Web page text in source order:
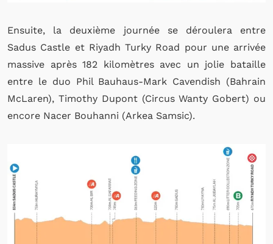
Ensuite, la deuxième journée se déroulera entre
Sadus Castle et Riyadh Turky Road pour une arrivée
massive après 182 kilomètres avec un jolie bataille
entre le duo Phil Bauhaus-Mark Cavendish (Bahrain
McLaren), Timothy Dupont (Circus Wanty Gobert) ou
encore Nacer Bouhanni (Arkea Samsic).